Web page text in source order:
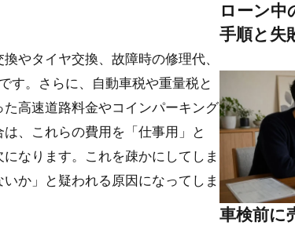
やタイヤ交換、故障時の修理代、
す。さらに、自動車税や重量税と
高速道路料金やコインパーキング
、これらの費用を「仕事用」と
なります。これを疎かにしてしま
か」と疑われる原因になってしま
ローン中
手順と失
車検前に